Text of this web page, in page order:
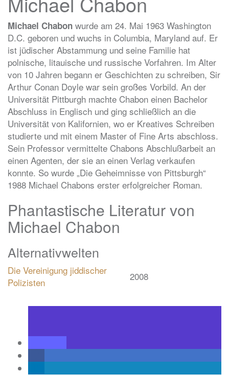
Michael Chabon wurde am 24. Mai 1963 Washington
D.C. geboren und wuchs in Columbia, Maryland auf. Er
ist jüdischer Abstammung und seine Familie hat
polnische, litauische und russische Vorfahren. Im Alter
von 10 Jahren begann er Geschichten zu schreiben, Sir
Arthur Conan Doyle war sein großes Vorbild. An der
Universität Pittburgh machte Chabon einen Bachelor
Abschluss in Englisch und ging schließlich an die
Universität von Kalifornien, wo er Kreatives Schreiben
studierte und mit einem Master of Fine Arts abschloss.
Sein Professor vermittelte Chabons Abschlußarbeit an
einen Agenten, der sie an einen Verlag verkaufen
konnte. So wurde „Die Geheimnisse von Pittsburgh“
1988 Michael Chabons erster erfolgreicher Roman.
Phantastische Literatur von
Michael Chabon
Alternativwelten
Die Vereinigung jiddischer
Polizisten
2008